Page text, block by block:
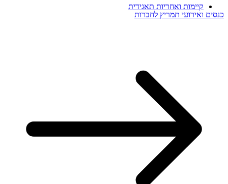
קיימות ואחריות תאגידית
כנסים ואירועי תמריץ לחברות